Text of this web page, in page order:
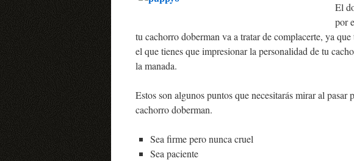
El
por
tu cachorro doberman va a tratar de complacerte, ya
el que tienes que impresionar la personalidad de tu
la manada.
Estos son algunos puntos que necesitarás mirar al
cachorro doberman.
Sea firme pero nunca cruel
Sea paciente